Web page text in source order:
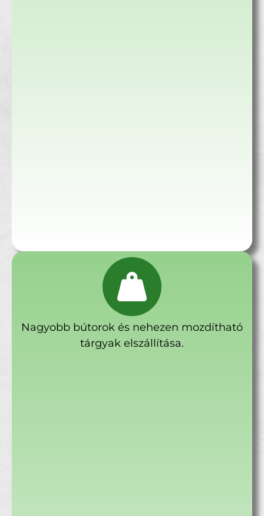
Nagyobb bútorok és nehezen mozdítható
tárgyak elszállítása.